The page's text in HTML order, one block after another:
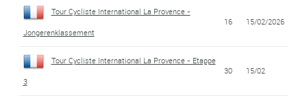
Tour Cycliste International La Provence -
Jongerenklassement
16 15/02/2026
Tour Cycliste International La Provence - Etappe
3
30 15/02